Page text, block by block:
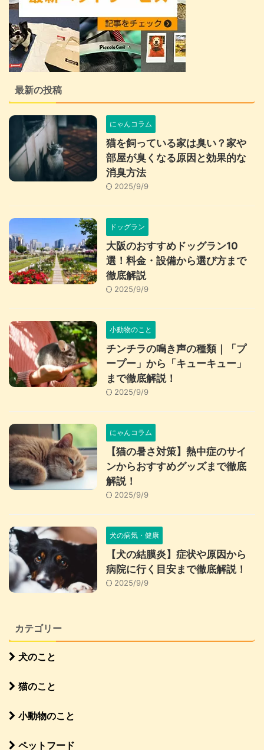
最新の投稿
にゃんコラム
猫を飼っている家は臭い？家や
部屋が臭くなる原因と効果的な
消臭方法
2025/9/9
ドッグラン
大阪のおすすめドッグラン10
選！料金・設備から選び方まで
徹底解説
2025/9/9
小動物のこと
チンチラの鳴き声の種類｜「プ
ープー」から「キューキュー」
まで徹底解説！
2025/9/9
にゃんコラム
【猫の暑さ対策】熱中症のサイ
ンからおすすめグッズまで徹底
解説！
2025/9/9
犬の病気・健康
【犬の結膜炎】症状や原因から
病院に行く目安まで徹底解説！
2025/9/9
カテゴリー
犬のこと
猫のこと
小動物のこと
ペットフード